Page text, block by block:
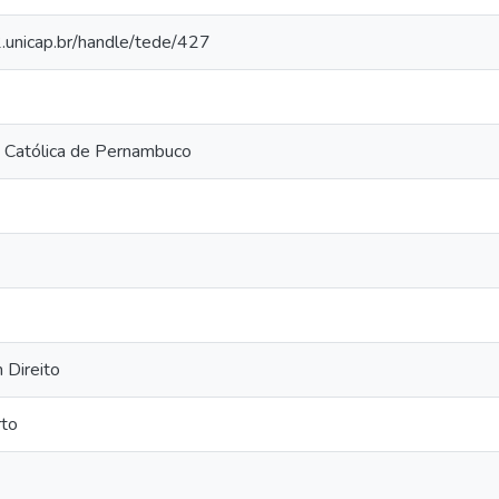
handle/tede/427
de Pernambuco
Direito